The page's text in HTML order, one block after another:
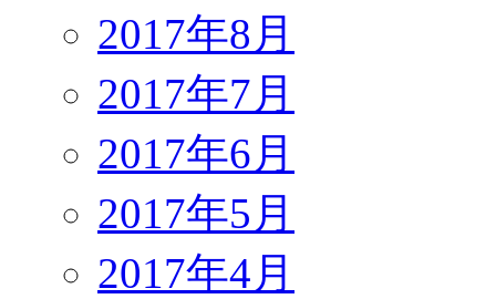
2017年8月
2017年7月
2017年6月
2017年5月
2017年4月